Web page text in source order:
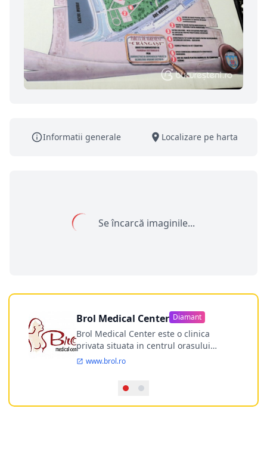
Informatii generale Localizare pe harta
Se încarcă imaginile...
Brol Medical Center Diamant
Brol Medical Center este o clinica
privata situata in centrul orasului
Timisoara avand o experienta de
desfasoara activitatea intr-un spital
ultramodern.
www.brol.ro